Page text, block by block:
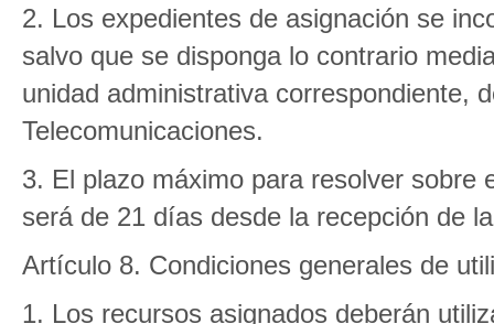
2. Los expedientes de asignación se
salvo que se disponga lo contrario
unidad administrativa correspondiente,
Telecomunicaciones.
3. El plazo máximo para resolver sobre
será de 21 días desde la recepción de
Artículo 8. Condiciones generales de
1. Los recursos asignados deberán